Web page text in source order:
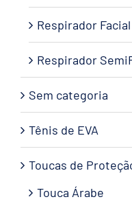
Respirador
Respirador
Sem categoria
Tênis de EVA
Toucas de
Touca Árabe